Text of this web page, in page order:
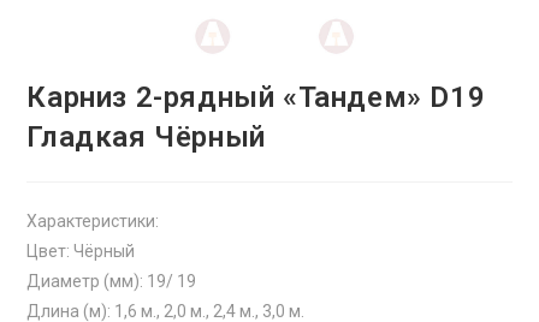
Карниз 2-рядный «Тандем» D19
Гладкая Чёрный
Характеристики:
Цвет: Чёрный
Диаметр (мм): 19/ 19
Длина (м): 1,6 м., 2,0 м., 2,4 м., 3,0 м.